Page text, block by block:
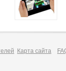
Карта сайта